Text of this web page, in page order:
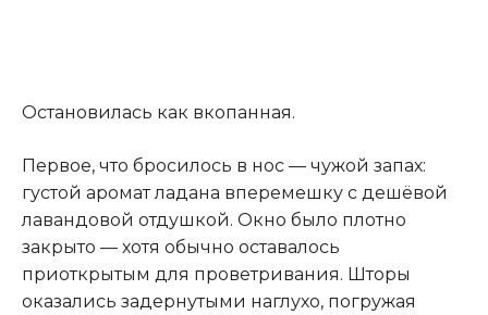
Остановилась как вкопанная.
Первое, что бросилось в нос — чужой запах:
густой аромат ладана вперемешку с дешёвой
лавандовой отдушкой. Окно было плотно
закрыто — хотя обычно оставалось
приоткрытым для проветривания. Шторы
оказались задернутыми наглухо, погружая